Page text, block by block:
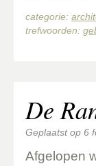
categorie:
trefwoorden:
De
Geplaatst op 6
Afgelopen